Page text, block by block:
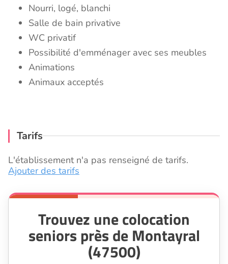
Nourri, logé, blanchi
Salle de bain privative
WC privatif
Possibilité d'emménager avec ses meubles
Animations
Animaux acceptés
Tarifs
L'établissement n'a pas renseigné de tarifs.
Ajouter des tarifs
Trouvez une colocation
seniors près de Montayral
(47500)